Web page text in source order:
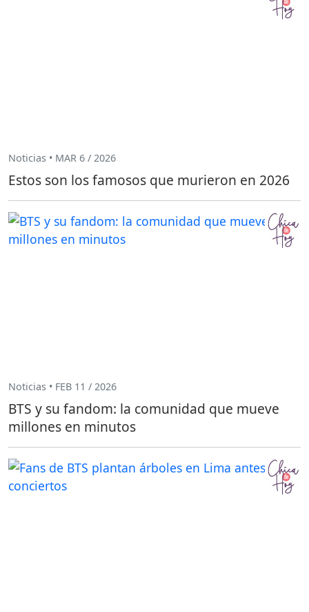
Noticias • MAR 6 / 2026
Estos son los famosos que murieron en 2026
Noticias • FEB 11 / 2026
BTS y su fandom: la comunidad que mueve
millones en minutos